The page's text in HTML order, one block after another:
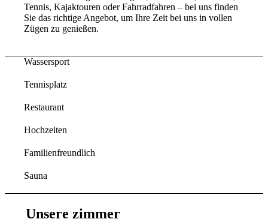
Tennis, Kajaktouren oder Fahrradfahren – bei uns finden
Sie das richtige Angebot, um Ihre Zeit bei uns in vollen
Zügen zu genießen.
Wassersport
Tennisplatz
Restaurant
Hochzeiten
Familienfreundlich
Sauna
Unsere zimmer